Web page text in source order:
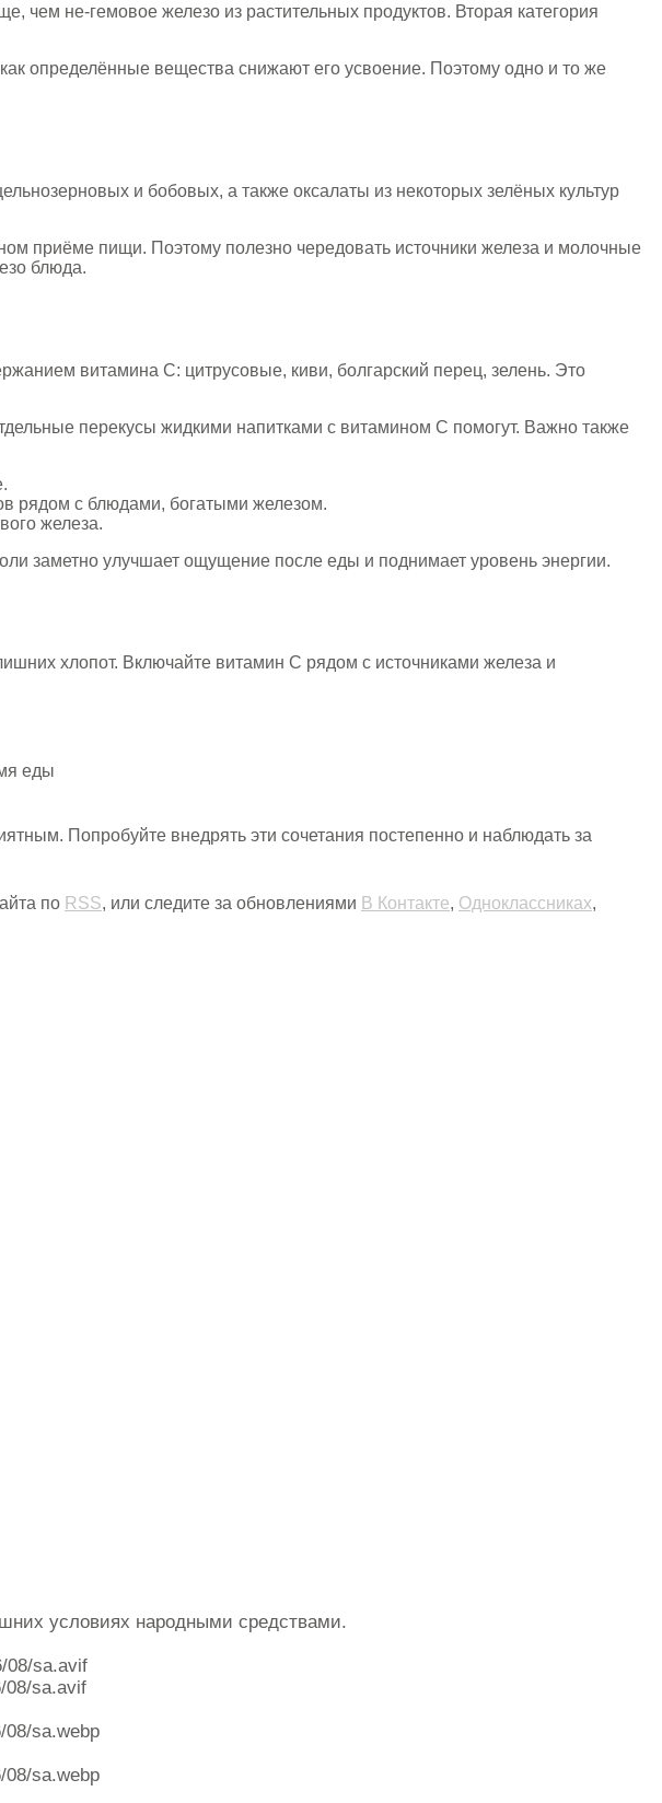
чем не-гемовое железо из растительных продуктов. Вторая категория
определённые вещества снижают его усвоение. Поэтому одно и то же
и бобовых, а также оксалаты из некоторых зелёных культур
приёме пищи. Поэтому полезно чередовать источники железа и молочные
блюда.
витамина C: цитрусовые, киви, болгарский перец, зелень. Это
перекусы жидкими напитками с витамином C помогут. Важно также
рядом с блюдами, богатыми железом.
железа.
заметно улучшает ощущение после еды и поднимает уровень энергии.
хлопот. Включайте витамин C рядом с источниками железа и
еды
Попробуйте внедрять эти сочетания постепенно и наблюдать за
по RSS, или следите за обновлениями В Контакте, Одноклассниках,
условиях народными средствами.
08/sa.avif
08/sa.avif
08/sa.webp
08/sa.webp